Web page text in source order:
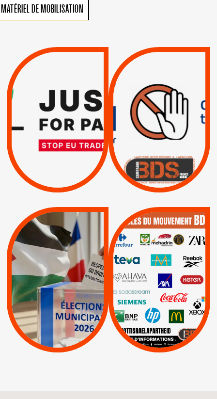
MATÉRIEL DE MOBILISATION
VIOLATIONS DES
SUSPENSION
TOTALE DE
L’ACCORD
D’ASSOCIATION UE-
ISRAËL
| Pétitions
RESPECT DU DROIT
INTERNATIONAL ?
TRUMP, MACRON :
MÊME COMBAT
| Actus |
| Boycott militaire |
Lettres d'interpellation
MUNICIPALES 2026 :
JE VOTE POUR LE
RESPECT DU DROIT
INTERNATIONAL EN
PALESTINE
APPELS | Actus |
Espaces Sans
Apartheid
| Lettres d'interpellation
QUE BOYCOTTER ?
BOYCOTT /
AXA BNP | CAF |
Carrefour | HP |
Keter |
Livres et brochures |
Mehadrin | PUMA
Sodastream |
Visuels, tracts,
affiches,...